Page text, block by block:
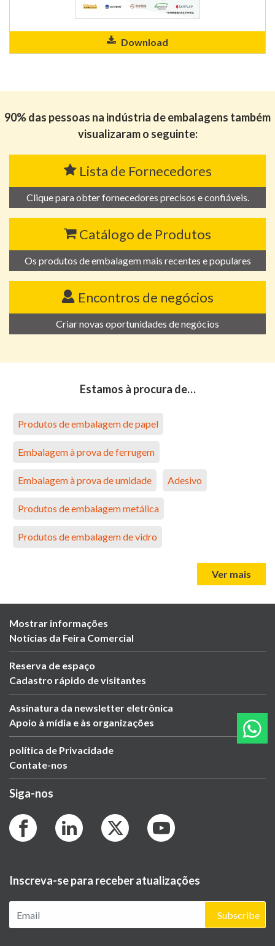
Download
90% das pessoas na indústria de embalagens também
visualizaram o seguinte:
Lista de Fornecedores
Clique para obter fornecedores precisos e confiáveis.
Catálogo de Produtos
Os produtos de embalagem mais recentes e populares
Encontros de negócios
Criar novas oportunidades de negócios
Estamos à procura de…
Produtos de embalagem de papel
Embalagem à prova de ferrugem
Embalagem à prova de umidade Adesivo
Produtos de embalagem metálica
Produtos de embalagem de vidro
Ver mais
Mostrar informações
Notícias da Feira Comercial
Reserva de espaço
Cadastro rápido de visitantes
Assinatura da newsletter eletrônica
Apoio à mídia e às organizações
política de Privacidade
Contate-nos
Siga-nos
Inscreva-se para receber atualizações
Subscribe